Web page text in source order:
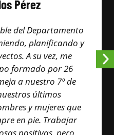
Pérez
del Departamento
planificando y
A su vez, me
formado por 26
a nuestro 7º de
últimos
y mujeres que
en pie. Trabajar